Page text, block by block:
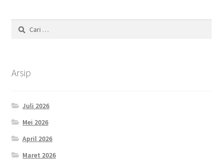
Cari
untuk:
Arsip
Juli 2026
Mei 2026
April 2026
Maret 2026